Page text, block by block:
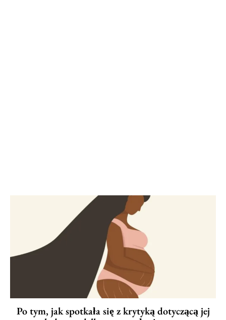
Po tym, jak spotkała się z krytyką dotyczącą jej